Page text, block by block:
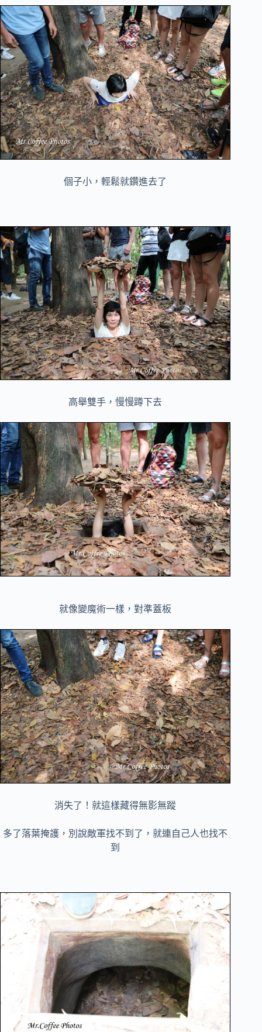
個子小，輕鬆就鑽進去了
高舉雙手，慢慢蹲下去
就像變魔術一樣，對準蓋板
消失了！就這樣藏得無影無蹤
多了落葉掩護，別說敵軍找不到了，就連自己人也找不
到